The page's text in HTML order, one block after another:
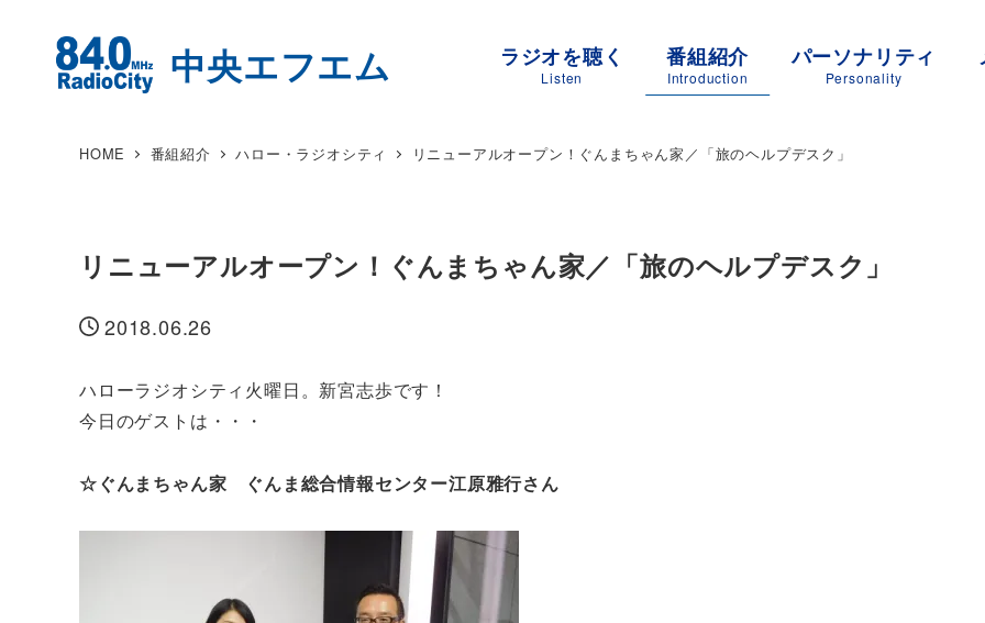
ラジオを聴く
Listen
番組紹介
Introduction
パーソナリティ
Personality
HOME 番組紹介 ハロー・ラジオシティ リニューアルオープン！ぐんまちゃん家／「旅のヘルプデスク」
リニューアルオープン！ぐんまちゃん家／「旅のヘルプデスク」
投稿日
2018.06.26
ハローラジオシティ火曜日。新宮志歩です！
今日のゲストは・・・
☆ぐんまちゃん家 ぐんま総合情報センター江原雅行さん